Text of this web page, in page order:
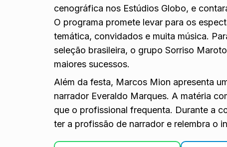
cenográfica nos Estúdios Globo, e
O programa promete levar para os
temática, convidados e muita música.
seleção brasileira, o grupo Sorriso
maiores sucessos.
Além da festa, Marcos Mion apresenta
narrador Everaldo Marques. A matéria
que o profissional frequenta. Durante a
ter a profissão de narrador e relembra o